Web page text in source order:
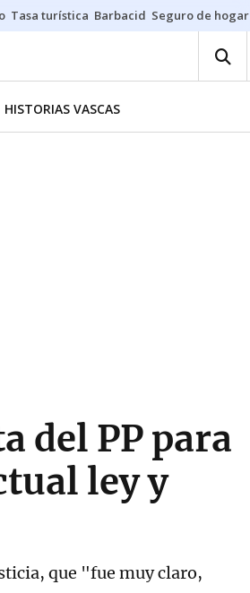
Tasa turística Barbacid Seguro de hogar
HISTORIAS VASCAS
del PP para
ley y
que "fue muy claro,